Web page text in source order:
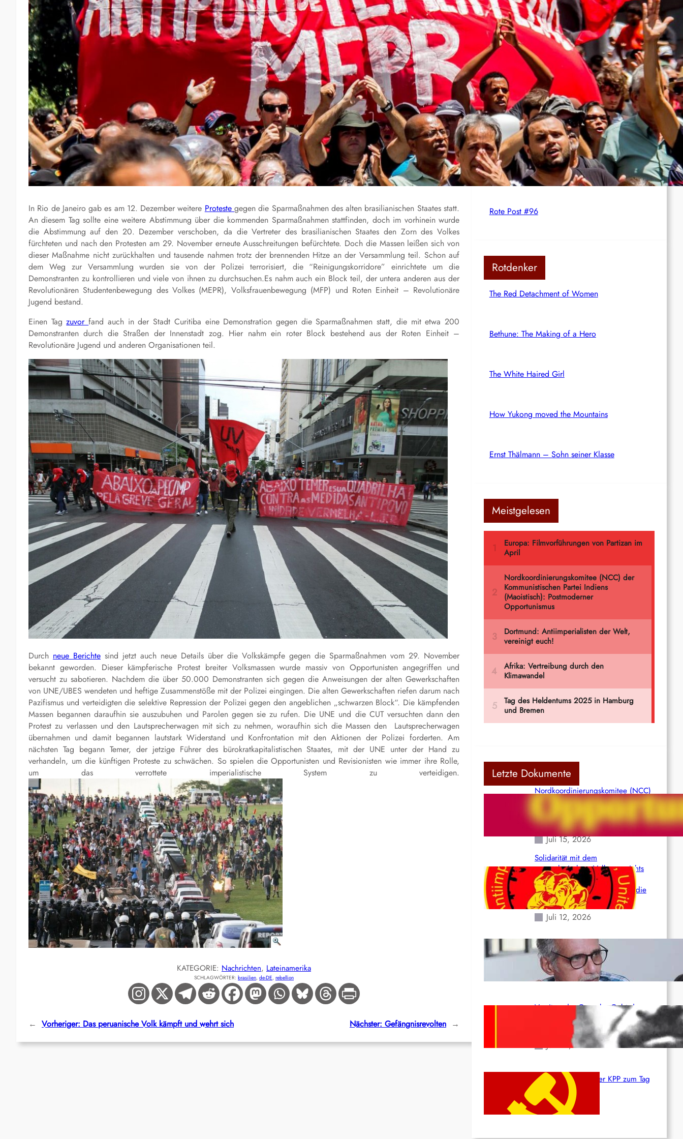
In Rio de Janeiro gab es am 12. Dezember weitere Protestegegen die Sparmaßnahmen des alten brasilianischen Staates statt.
An diesem Tag sollte eine weitere Abstimmung über die kommenden Sparmaßnahmen stattfinden, doch im vorhinein wurde
die Abstimmung auf den 20. Dezember verschoben, da die Vertreter des brasilianischen Staates den Zorn des Volkes
fürchteten und nach den Protesten am 29. November erneute Ausschreitungen befürchtete. Doch die Massen leißen sich von
dieser Maßnahme nicht zurückhalten und tausende nahmen trotz der brennenden Hitze an der Versammlung teil. Schon auf
dem Weg zur Versammlung wurden sie von der Polizei terrorisiert, die “Reinigungskorridore” einrichtete um die
Demonstranten zu kontrollieren und viele von ihnen zu durchsuchen.Es nahm auch ein Block teil, der untera anderen aus der
Revolutionären Studentenbewegung des Volkes (MEPR), Volksfrauenbewegung (MFP) und Roten Einheit – Revolutionäre
Jugend bestand.
Einen Tagzuvorfand auch in der Stadt Curitiba eine Demonstration gegen die Sparmaßnahmen statt, die mit etwa 200
Demonstranten durch die Straßen der Innenstadt zog. Hier nahm ein roter Block bestehend aus der Roten Einheit –
Revolutionäre Jugend und anderen Organisationen teil.
Durch neue Berichte sind jetzt auch neue Details über die Volkskämpfe gegen die Sparmaßnahmen vom 29. November
bekannt geworden. Dieser kämpferische Protest breiter Volksmassen wurde massiv von Opportunisten angegriffen und
versucht zu sabotieren. Nachdem die über 50.000 Demonstranten sich gegen die Anweisungen der alten Gewerkschaften
von UNE/UBES wendeten und heftige Zusammenstöße mit der Polizei eingingen. Die alten Gewerkschaften riefen darum nach
Pazifismus und verteidigten die selektive Repression der Polizei gegen den angeblichen „schwarzen Block“. Die kämpfenden
Massen begannen daraufhin sie auszubuhen und Parolen gegen sie zu rufen. Die UNE und die CUT versuchten dann den
Protest zu verlassen und den Lautsprecherwagen mit sich zu nehmen, woraufhin sich die Massen den Lautsprecherwagen
übernahmen und damit begannen lautstark Widerstand und Konfrontation mit den Aktionen der Polizei forderten. Am
nächsten Tag begann Temer, der jetzige Führer des bürokratkapitalistischen Staates, mit der UNE unter der Hand zu
verhandeln, um die künftigen Proteste zu schwächen. So spielen die Opportunisten und Revisionisten wie immer ihre Rolle,
um das verrottete imperialistische System zu verteidigen.
KATEGORIE: Nachrichten, Lateinamerika
SCHLAGWÖRTER: brasilien, de-DE, rebellion
← Vorheriger: Das peruanische Volk kämpft und wehrt sich Nächster: Gefängnisrevolten →
Syrien: Der kurdische Journalist Ahmet Polad
ist seit 200 Tagen in Haft – die Solidarität
wächst
International: Aufruf zu einer
Solidaritätswoche mit anarchistischen
Gefangenen vom 23. bis 30. August 2026
Deutschland: Der Inlandsgeheimdienst ermittelt
gegen „Prosfygika“
Rote Post #96
Rotdenker
The Red Detachment of Women
Bethune: The Making of a Hero
The White Haired Girl
How Yukong moved the Mountains
Ernst Thälmann – Sohn seiner Klasse
Meistgelesen
Letzte Dokumente
Nordkoordinierungskomitee (NCC)
der Kommunistischen Partei Indiens
(Maoistisch): Postmoderner
Opportunismus
Juli 15, 2026
Solidarität mit dem
venezolanischem Volk angesichts
der verlorenen Leben und der
katastrophalen Situation durch die
Erdbeben des 24. Juni!
Juli 12, 2026
Indien: „Die Politik der
Kapitulation“ von K. Murali (Ajith)
Juli 1, 2026
Vorsitzender Gonzalo: Gebt das
Leben für die Partei und die
Juni 19, 2026
Beschluss des ZK der KPP zum Tag
des Heldentums
Juni 19, 2026